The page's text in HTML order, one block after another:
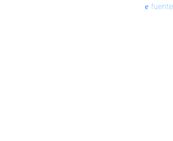
fuente